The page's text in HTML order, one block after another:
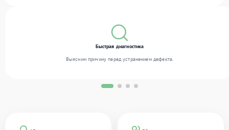
Быстрая диагностика
Выясним причину перед устранением дефекта.